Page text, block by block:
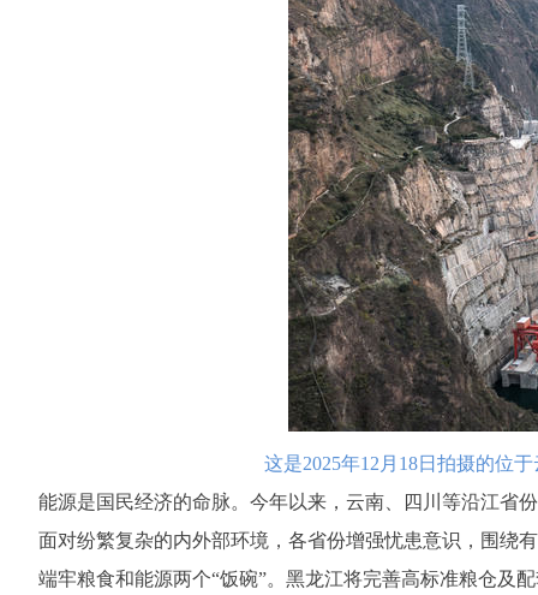
这是2025年12月18日拍摄的位
能源是国民经济的命脉。今年以来，云南、四川等沿江省份
面对纷繁复杂的内外部环境，各省份增强忧患意识，围绕有
端牢粮食和能源两个“饭碗”。黑龙江将完善高标准粮仓及配